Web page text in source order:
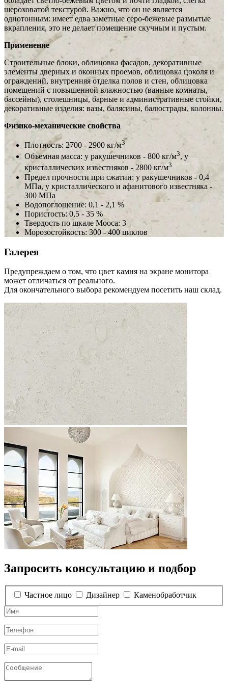
шероховатой текстурой. Важно, что он не является
однотонным: имеет едва заметные серо-бежевые размытые
вкрапления, это не делает помещение скучным и пустым.
Применение
Строительные блоки, облицовка фасадов, декоративные
элементы дверных и оконных проемов, облицовка цоколя и
ограждений, внутренняя отделка полов и стен, облицовка
помещений с повышенной влажностью (ванные комнаты,
бассейны), столешницы, барные и административные стойки,
декоративные изделия: вазы, балясины, балюстрады, колонны.
Физико-механические свойства
Плотность: 2700 - 2900 кг/м3
Объемная масса: у ракушечников - 800 кг/м3, у
кристаллических известняков - 2800 кг/м3
Предел прочности при сжатии: у ракушечников - 0,4
МПа, у кристаллического и афанитового известняка -
300 МПа
Водопоглощение: 0,1 - 2,1 %
Пористость: 0,5 - 35 %
Твердость по шкале Мооса: 3
Морозостойкость: 300 - 400 циклов
Галерея
Предупреждаем о том, что цвет камня на экране монитора
может отличаться от реального.
Для окончательного выбора рекомендуем посетить наш склад.
Запросить консультацию и подбор
Частное лицо Дизайнер Каменобработчик